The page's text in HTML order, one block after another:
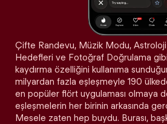
Çifte Randevu, Müzik Modu,
Hedefleri ve Fotoğraf Doğrulama
kaydırma özelliğini kullanıma
milyardan fazla eşleşmeyle 190
en popüler flört uygulaması olmaya
eşleşmelerin her birinin arkasında
Mesele zaten hep buydu. Burası,